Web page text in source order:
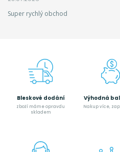
Super rychlý obchod
Bleskové dodání
zboží máme opravdu
skladem
Výhodná
Nakup více,